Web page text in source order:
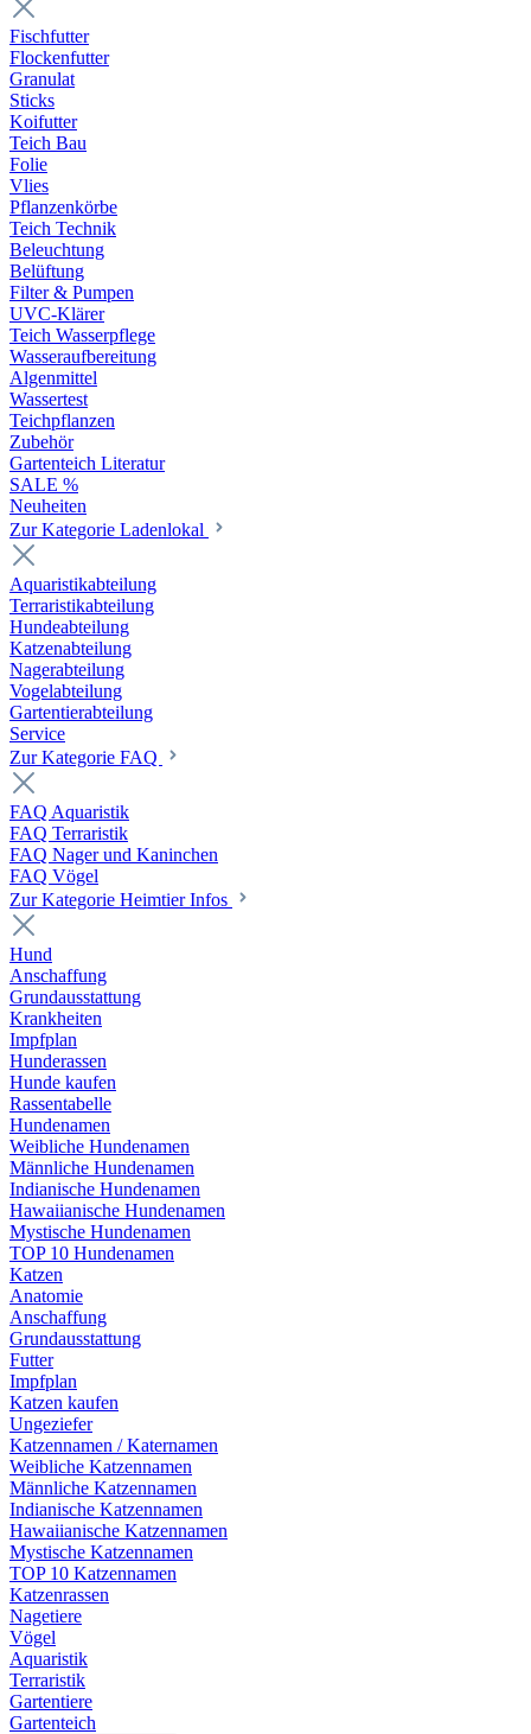
Fischfutter
Flockenfutter
Granulat
Sticks
Koifutter
Teich Bau
Folie
Vlies
Pflanzenkörbe
Teich Technik
Beleuchtung
Belüftung
Filter & Pumpen
UVC-Klärer
Teich Wasserpflege
Wasseraufbereitung
Algenmittel
Wassertest
Teichpflanzen
Zubehör
Gartenteich Literatur
SALE %
Neuheiten
Zur Kategorie Ladenlokal
Aquaristikabteilung
Terraristikabteilung
Hundeabteilung
Katzenabteilung
Nagerabteilung
Vogelabteilung
Gartentierabteilung
Service
Zur Kategorie FAQ
FAQ Aquaristik
FAQ Terraristik
FAQ Nager und Kaninchen
FAQ Vögel
Zur Kategorie Heimtier Infos
Hund
Anschaffung
Grundausstattung
Krankheiten
Impfplan
Hunderassen
Hunde kaufen
Rassentabelle
Hundenamen
Weibliche Hundenamen
Männliche Hundenamen
Indianische Hundenamen
Hawaiianische Hundenamen
Mystische Hundenamen
TOP 10 Hundenamen
Katzen
Anatomie
Anschaffung
Grundausstattung
Futter
Impfplan
Katzen kaufen
Ungeziefer
Katzennamen / Katernamen
Weibliche Katzennamen
Männliche Katzennamen
Indianische Katzennamen
Hawaiianische Katzennamen
Mystische Katzennamen
TOP 10 Katzennamen
Katzenrassen
Nagetiere
Vögel
Aquaristik
Terraristik
Gartentiere
Gartenteich